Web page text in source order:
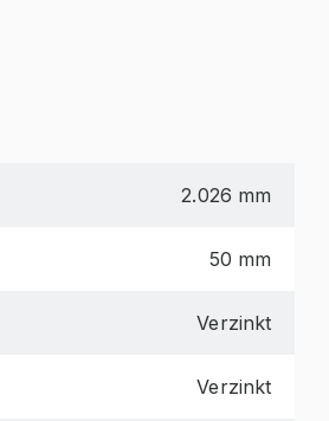
2.026 mm
50 mm
Verzinkt
Verzinkt